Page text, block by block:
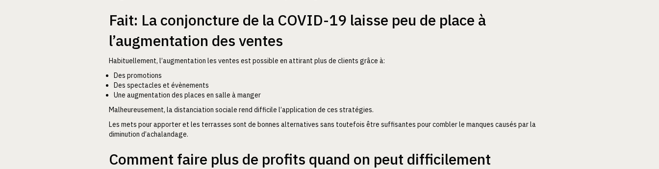
Fait: La conjoncture de la COVID-19 laisse peu de place à
l’augmentation des ventes
Habituellement, l’augmentation les ventes est possible en attirant plus de clients grâce à:
Des promotions
Des spectacles et évènements
Une augmentation des places en salle à manger
Malheureusement, la distanciation sociale rend difficile l’application de ces stratégies.
Les mets pour apporter et les terrasses sont de bonnes alternatives sans toutefois être suffisantes pour combler le manques causés par la
diminution d’achalandage.
Comment faire plus de profits quand on peut difficilement